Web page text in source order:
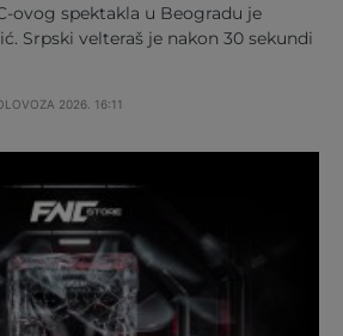
ovog spektakla u Beogradu je
Srpski velteraš je nakon 30 sekundi
2026. 16:11